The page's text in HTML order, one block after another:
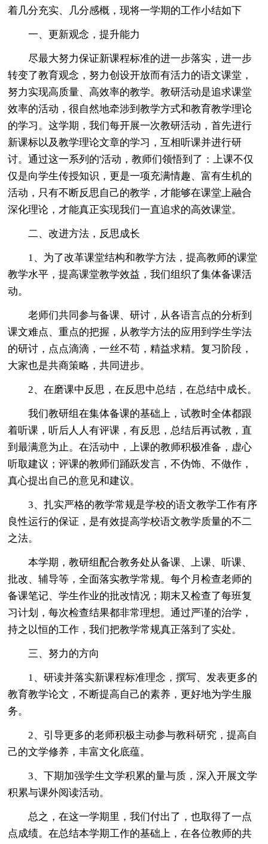
着几分充实、几分感概，现将一学期的工作小结如下
一、更新观念，提升能力
尽最大努力保证新课程标准的进一步落实，进一步
转变了教育观念，努力创设开放而有活力的语文课堂，
努力实现高质量、高效率的教学。教研活动是追求课堂
效率的活动，很自然地牵涉到教学方式和教育教学理论
的学习。这学期，我们每开展一次教研活动，首先进行
新课标以及教学理论文章的学习，互相听课并进行研
讨。通过这一系列的'活动，教师们领悟到了：上课不仅
仅是向学生传授知识，更是一项充满情趣、富有生机的
活动，只有不断反思自己的教学，才能够在课堂上融合
深化理论，才能真正实现我们一直追求的高效课堂。
二、改进方法，反思成长
1、为了改革课堂结构和教学方法，提高教师的课堂
教学水平，提高课堂教学效益，我们组织了集体备课活
动。
老师们共同参与备课、研讨，从各语言点的分析到
课文难点、重点的把握，从教学方法的应用到学生学法
的研讨，点点滴滴，一丝不苟，精益求精。复习阶段，
大家也是共商策略，共同进步。
2、在磨课中反思，在反思中总结，在总结中成长。
我们教研组在集体备课的基础上，试教时全体都跟
着听课，听后人人有评课，有反思，总结后再试教，直
到最满意为止。在活动中，上课的教师积极准备，虚心
听取建议；评课的教师们踊跃发言，不伪饰、不做作，
真心提出自己的意见和建议。
3、扎实严格的教学常规是学校的语文教学工作有序
良性运行的保证，是有效提高学校语文教学质量的不二
之法。
本学期，教研组配合教务处从备课、上课、听课、
批改、辅导等，全面落实教学常规。每个月检查老师的
备课笔记、学生作业的批改情况；期末又检查了每班复
习计划，每次检查结果都非常理想。通过严谨的治学，
持之以恒的工作，我们把教学常规真正落到了实处。
三、努力的方向
1、研读并落实新课程标准理念，撰写、发表更多的
教育教学论文，不断提高自己的素养，更好地为学生服
务。
2、引导更多的老师积极主动参与教科研究，提高自
己的文学修养，丰富文化底蕴。
3、下期加强学生文学积累的量与质，深入开展文学
积累与课外阅读活动。
总之，在这一学期里，我们付出了，也取得了一点
点成绩。在总结本学期工作的基础上，在各位教师的共